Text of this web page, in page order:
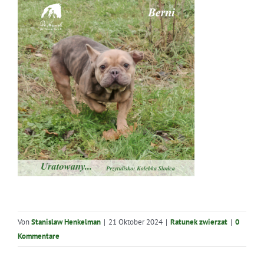
VonStanislaw Henkelman | 21 Oktober 2024 | Ratunek zwierzat | 0
Kommentare